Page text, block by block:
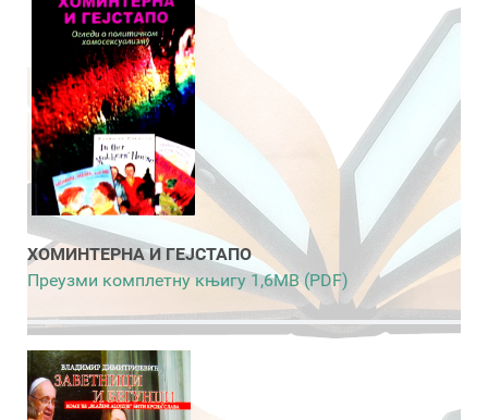
ХОМИНТЕРНА И ГЕЈСТАПО
Преузми комплетну књигу 1,6MB (PDF)